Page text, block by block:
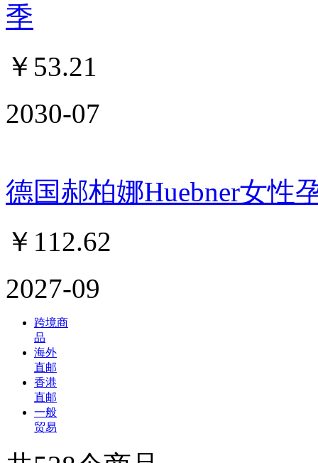
季
￥ 53.21
2030-07
德国郝柏娜Huebner女性
￥ 112.62
2027-09
跨境商
品
海外
直邮
香港
直邮
一般
贸易